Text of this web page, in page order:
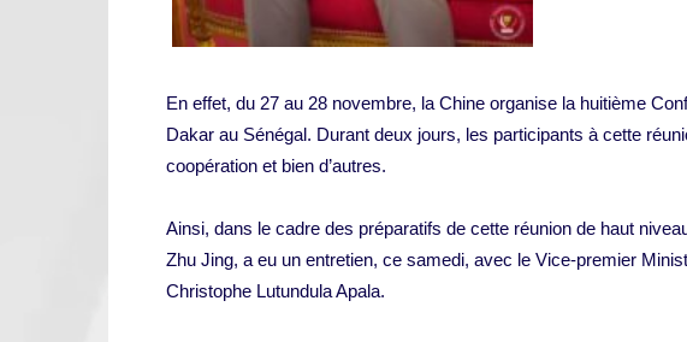
En effet, du 27 au 28 novembre, la Chine organise la huitième
Dakar au Sénégal. Durant deux jours, les participants à cette
coopération et bien d’autres.
Ainsi, dans le cadre des préparatifs de cette réunion de haut
Zhu Jing, a eu un entretien, ce samedi, avec le Vice-premier
Christophe Lutundula Apala.